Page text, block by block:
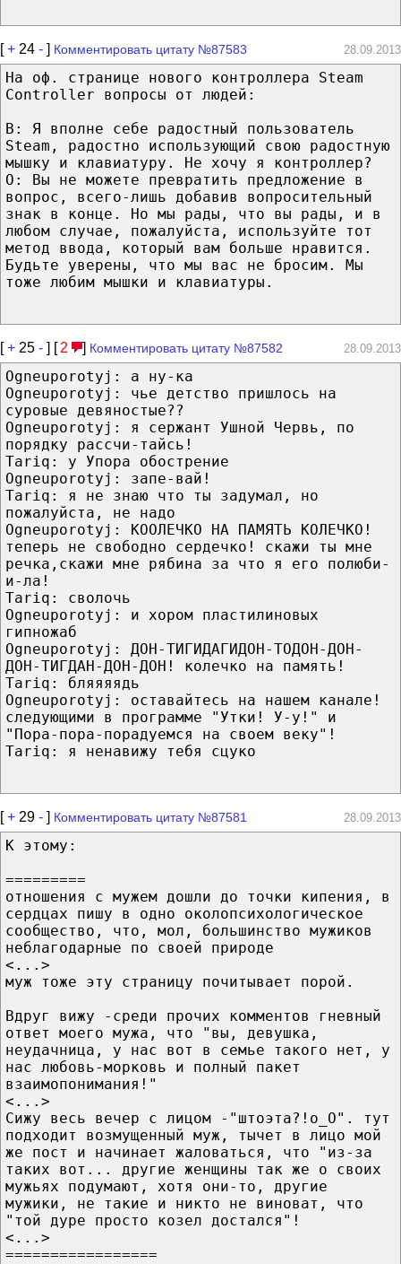
[+ 24 - ] Комментировать цитату №87583 28.09.2013
На оф. странице нового контроллера Steam
Controller вопросы от людей:
В: Я вполне себе радостный пользователь
Steam, радостно использующий свою радостную
мышку и клавиатуру. Не хочу я контроллер?
О: Вы не можете превратить предложение в
вопрос, всего-лишь добавив вопросительный
знак в конце. Но мы рады, что вы рады, и в
любом случае, пожалуйста, используйте тот
метод ввода, который вам больше нравится.
Будьте уверены, что мы вас не бросим. Мы
тоже любим мышки и клавиатуры.
[+ 25 - ] [ 2 ] Комментировать цитату №87582 28.09.2013
Ogneuporotyj: а ну-ка
Ogneuporotyj: чье детство пришлось на
суровые девяностые??
Ogneuporotyj: я сержант Ушной Червь, по
порядку рассчи-тайсь!
Tariq: у Упора обострение
Ogneuporotyj: запе-вай!
Tariq: я не знаю что ты задумал, но
пожалуйста, не надо
Ogneuporotyj: КООЛЕЧКО НА ПАМЯТЬ КОЛЕЧКО!
теперь не свободно сердечко! скажи ты мне
речка,скажи мне рябина за что я его полюби-
и-ла!
Tariq: сволочь
Ogneuporotyj: и хором пластилиновых
гипножаб
Ogneuporotyj: ДОН-ТИГИДАГИДОН-ТОДОН-ДОН-
ДОН-ТИГДАН-ДОН-ДОН! колечко на память!
Tariq: бляяяядь
Ogneuporotyj: оставайтесь на нашем канале!
следующими в программе "Утки! У-у!" и
"Пора-пора-порадуемся на своем веку"!
Tariq: я ненавижу тебя сцуко
[+ 29 - ] Комментировать цитату №87581 28.09.2013
К этому:
=========
отношения с мужем дошли до точки кипения, в
сердцах пишу в одно околопсихологическое
сообщество, что, мол, большинство мужиков
неблагодарные по своей природе
<...>
муж тоже эту страницу почитывает порой.
Вдруг вижу -среди прочих комментов гневный
ответ моего мужа, что "вы, девушка,
неудачница, у нас вот в семье такого нет, у
нас любовь-морковь и полный пакет
взаимопонимания!"
<...>
Сижу весь вечер с лицом -"штоэта?!о_О". тут
подходит возмущенный муж, тычет в лицо мой
же пост и начинает жаловаться, что "из-за
таких вот... другие женщины так же о своих
мужьях подумают, хотя они-то, другие
мужики, не такие и никто не виноват, что
"той дуре просто козел достался"!
<...>
=================